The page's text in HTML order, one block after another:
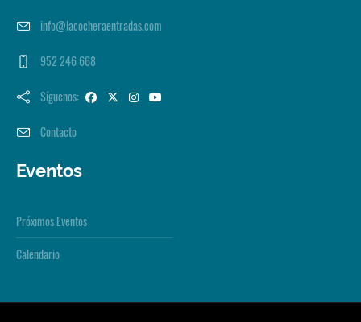
info@lacocheraentradas.com
952 246 668
Síguenos:
Contacto
Eventos
Próximos Eventos
Calendario